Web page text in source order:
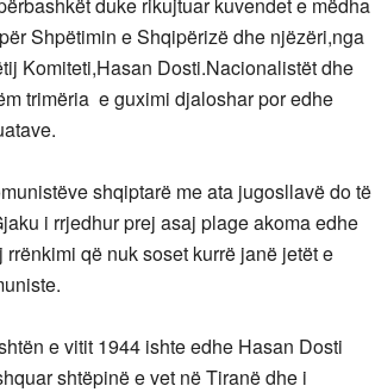
Shpëtimin e Shqipërizë dhe njëzëri,nga
Komiteti,Hasan Dosti.Nacionalistët dhe
trimëria e guximi djaloshar por edhe
shqiptarë me ata jugosllavë do të
i rrjedhur prej asaj plage akoma edhe
që nuk soset kurrë janë jetët e
e vitit 1944 ishte edhe Hasan Dosti
shtëpinë e vet në Tiranë dhe i